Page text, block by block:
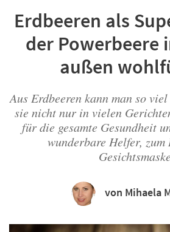
Erdbeeren als
der Powerbeere
außen
Aus Erdbeeren kann man so
sie nicht nur in vielen
für die gesamte Gesundheit
wunderbare Helfer,
von Mihaela